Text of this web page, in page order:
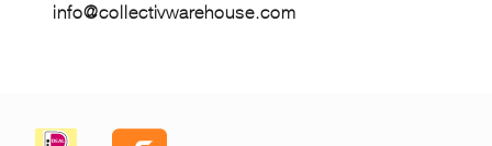
info@collectivwarehouse.com